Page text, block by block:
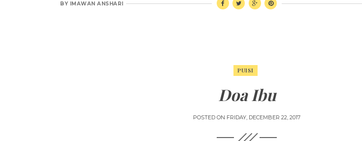
BY IMAWAN ANSHARI
PUISI
Doa Ibu
POSTED ON FRIDAY, DECEMBER 22, 2017